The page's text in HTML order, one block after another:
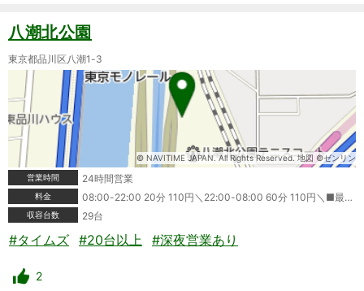
八潮北公園
東京都品川区八潮1-3
© NAVITIME JAPAN. All Rights Reserved. 地図 ©ゼンリン
営業時間
24時間営業
料金 08:00-22:00 20分 110円＼22:00-08:00 60分 110円＼■最大料金＼駐車後8時間 最大料金880円＼領収書発行:可＼ポイントカード利用可＼クレジットカード利用可＼タイムズビジネスカード利用可＼＼※情報が変更されている場合もありますので、ご利用の際は必ず現地の表記をご確認ください。
収容台数 29台
#タイムズ #20台以上 #深夜営業あり
2